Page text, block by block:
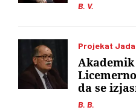
B. V.
Projekat
B. B.
da se